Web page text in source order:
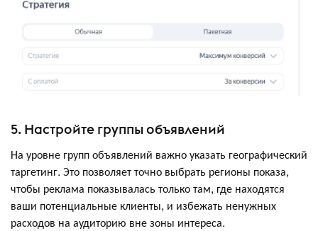
5. Настройте группы объявлений
На уровне групп объявлений важно указать географический
таргетинг. Это позволяет точно выбрать регионы показа,
чтобы реклама показывалась только там, где находятся
ваши потенциальные клиенты, и избежать ненужных
расходов на аудиторию вне зоны интереса.